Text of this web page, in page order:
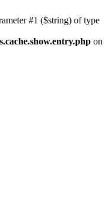
#1 ($string) of type
on